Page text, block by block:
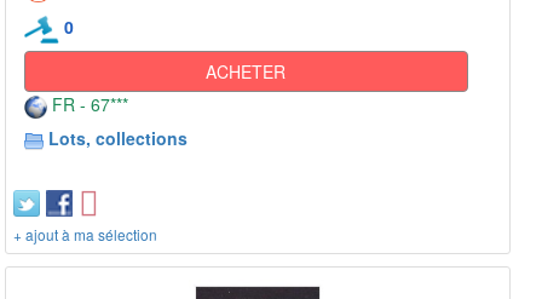
0
ACHETER
FR - 67***
Lots, collections
+ ajout à ma sélection